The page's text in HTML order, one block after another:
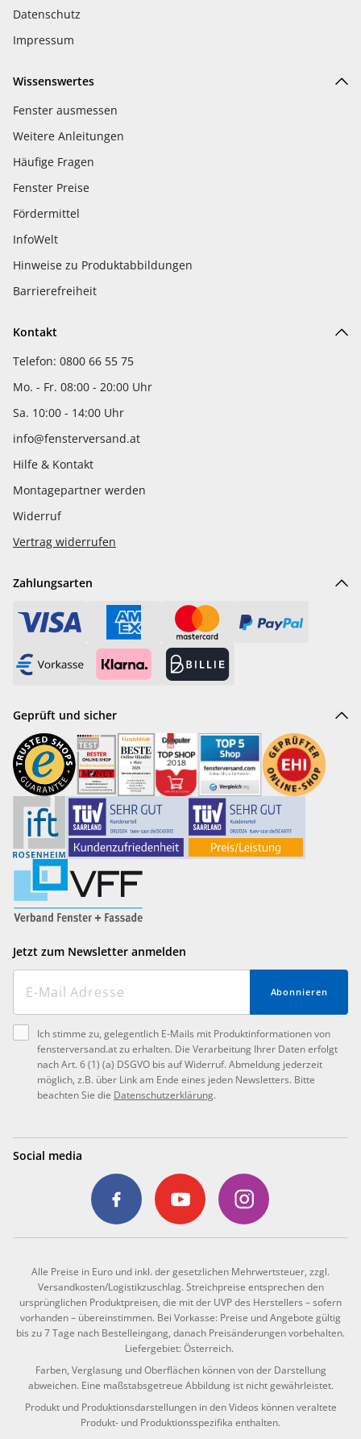
Datenschutz
Impressum
Wissenswertes
Fenster ausmessen
Weitere Anleitungen
Häufige Fragen
Fenster Preise
Fördermittel
InfoWelt
Hinweise zu Produktabbildungen
Barrierefreiheit
Kontakt
Telefon: 0800 66 55 75
Mo. - Fr. 08:00 - 20:00 Uhr
Sa. 10:00 - 14:00 Uhr
info@fensterversand.at
Hilfe & Kontakt
Montagepartner werden
Widerruf
Vertrag widerrufen
Zahlungsarten
Geprüft und sicher
Jetzt zum Newsletter anmelden
Abonnieren
Ich stimme zu, gelegentlich E-Mails mit Produktinformationen von
fensterversand.at zu erhalten. Die Verarbeitung Ihrer Daten erfolgt
nach Art. 6 (1) (a) DSGVO bis auf Widerruf. Abmeldung jederzeit
möglich, z.B. über Link am Ende eines jeden Newsletters. Bitte
beachten Sie die Datenschutzerklärung.
Social media
Alle Preise in Euro und inkl. der gesetzlichen Mehrwertsteuer, zzgl.
Versandkosten/Logistikzuschlag. Streichpreise entsprechen den
ursprünglichen Produktpreisen, die mit der UVP des Herstellers – sofern
vorhanden – übereinstimmen. Bei Vorkasse: Preise und Angebote gültig
bis zu 7 Tage nach Bestelleingang, danach Preisänderungen vorbehalten.
Liefergebiet: Österreich.
Farben, Verglasung und Oberflächen können von der Darstellung
abweichen. Eine maßstabsgetreue Abbildung ist nicht gewährleistet.
Produkt und Produktionsdarstellungen in den Videos können veraltete
Produkt- und Produktionsspezifika enthalten.